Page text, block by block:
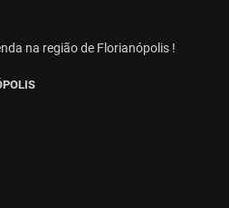
na região de Florianópolis !